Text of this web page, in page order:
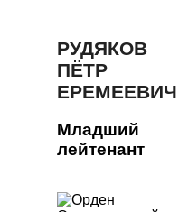
РУДЯКОВ
ПЁТР
ЕРЕМЕЕВИЧ
Младший
лейтенант